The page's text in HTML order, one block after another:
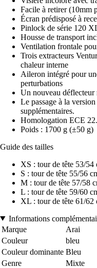
Facile à retirer (10mm
Écran prédisposé à
Pinlock de série 120
Housse de transport
Ventilation frontale
Trois extracteurs
chaleur interne
Aileron intégré pour
perturbations
Un nouveau déflecteur
Le passage à la
supplémentaires.
Homologation ECE
Poids : 1700 g (±50 g)
Guide des tailles
XS : tour de tête 53/54
S : tour de tête 55/56
M : tour de tête 57/58
L : tour de tête 59/60
XL : tour de tête 61/62
Informations
Marque
Arai
Couleur
bleu
Couleur dominante Bleu
Genre
Mixte